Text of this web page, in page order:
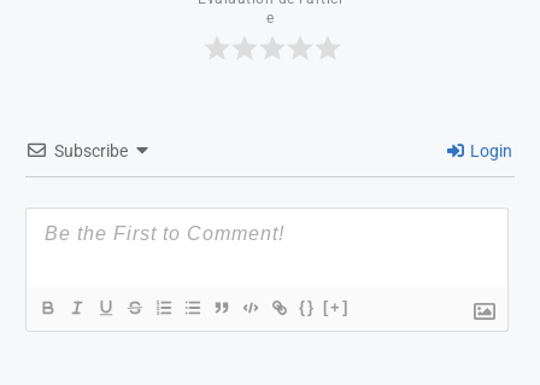
e
Subscribe Login
{} [+]